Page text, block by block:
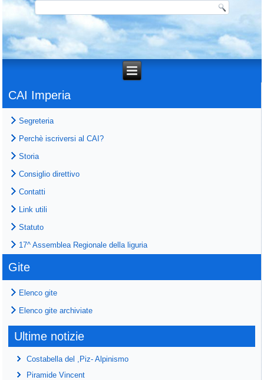
CAI Imperia
Segreteria
Perchè iscriversi al CAI?
Storia
Consiglio direttivo
Contatti
Link utili
Statuto
17^ Assemblea Regionale della liguria
Gite
Elenco gite
Elenco gite archiviate
Ultime notizie
Costabella del ,Piz- Alpinismo
Piramide Vincent